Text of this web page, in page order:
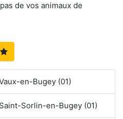
de vos animaux de
en-Bugey (01)
Sorlin-en-Bugey (01)